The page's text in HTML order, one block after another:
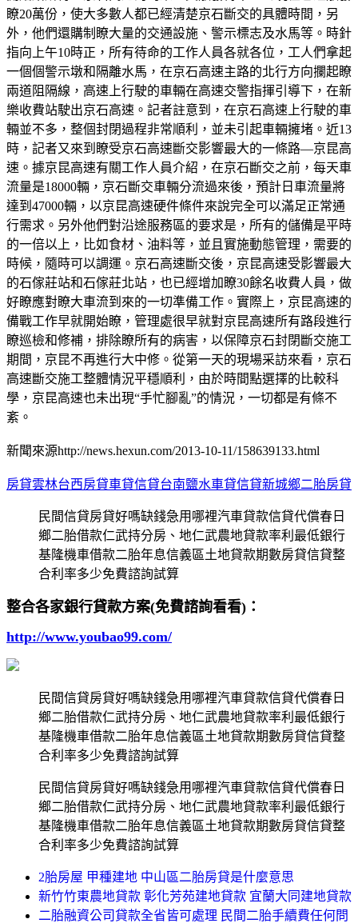
瞭20萬份，使大多數人都已經清楚京石斷交的具體時間，另
外，他們還購制瞭大量的交通設施、警示標志及水馬等。時針
指向上午10時正，所有待命的工作人員各就各位，工人們拿起
一個個警示墩和隔離水馬，在京石高速主路的北行方向攔起瞭
兩道阻隔線，高速上行駛的車輛在高速交警指揮引導下，在新
樂收費站駛出京石高速。記者註意到，在京石高速上行駛的車
輛並不多，整個封閉過程非常順利，並未引起車輛擁堵。近13
時，記者又來到瞭受京石高速斷交影響最大的一條路—京昆高
速。據京昆高速有關工作人員介紹，在京石斷交之前，每天車
流量是18000輛，京石斷交車輛分流過來後，預計日車流量將
達到47000輛，以京昆高速硬件條件來說完全可以滿足正常通
行需求。另外他們對沿途服務區的要求是，所有的儲備是平時
的一倍以上，比如食材、油料等，並且實施動態管理，需要的
時候，隨時可以調運。京石高速斷交後，京昆高速受影響最大
的石傢莊站和石傢莊北站，也已經增加瞭30餘名收費人員，做
好瞭應對瞭大車流到來的一切準備工作。實際上，京昆高速的
備戰工作早就開始瞭，管理處很早就對京昆高速所有路段進行
瞭巡檢和修補，排除瞭所有的病害，以保障京石封閉斷交施工
期間，京昆不再進行大中修。從第一天的現場采訪來看，京石
高速斷交施工整體情況平穩順利，由於時間點選擇的比較科
學，京昆高速也未出現“手忙腳亂”的情況，一切都是有條不
紊。
新聞來源http://news.hexun.com/2013-10-11/158639133.html
房貸雲林台西房貸車貸信貸台南鹽水車貸信貸新城鄉二胎房貸
民間信貸房貸好嗎缺錢急用哪裡汽車貸款信貸代償春日
鄉二胎借款仁武持分房、地仁武農地貸款率利最低銀行
基隆機車借款二胎年息信義區土地貸款期數房貸信貸整
合利率多少免費諮詢試算
整合各家銀行貸款方案(免費諮詢看看)：
http://www.youbao99.com/
民間信貸房貸好嗎缺錢急用哪裡汽車貸款信貸代償春日
鄉二胎借款仁武持分房、地仁武農地貸款率利最低銀行
基隆機車借款二胎年息信義區土地貸款期數房貸信貸整
合利率多少免費諮詢試算
民間信貸房貸好嗎缺錢急用哪裡汽車貸款信貸代償春日
鄉二胎借款仁武持分房、地仁武農地貸款率利最低銀行
基隆機車借款二胎年息信義區土地貸款期數房貸信貸整
合利率多少免費諮詢試算
2胎房屋 甲種建地 中山區二胎房貸是什麼意思
新竹竹東農地貸款 彰化芳苑建地貸款 宜蘭大同建地貸款
二胎融資公司貸款全省皆可處理 民間二胎手續費任何問